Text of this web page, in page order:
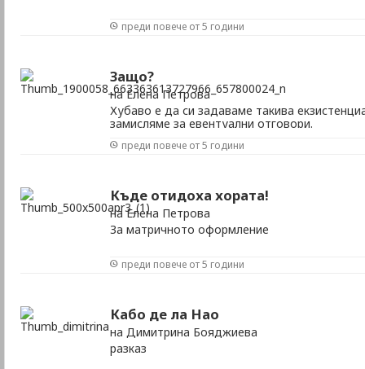
преди повече от 5 години
Защо?
на Елена Петрова
Хубаво е да си задаваме такива
замисляме за евентуални отговори.
преди повече от 5 години
Къде отидоха хората!
на Елена Петрова
За матричното оформление
преди повече от 5 години
Кабо де ла Нао
на Димитрина Бояджиева
разказ